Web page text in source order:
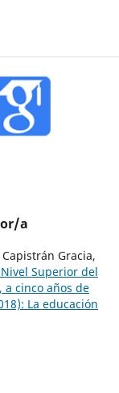
a
Gracia,
Superior del
a cinco años de
La educación